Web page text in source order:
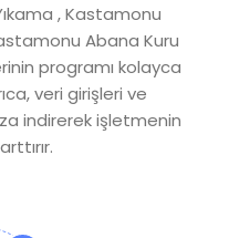
, Kastamonu
Abana Kuru
programı kolayca
veri girişleri ve
indirerek işletmenin